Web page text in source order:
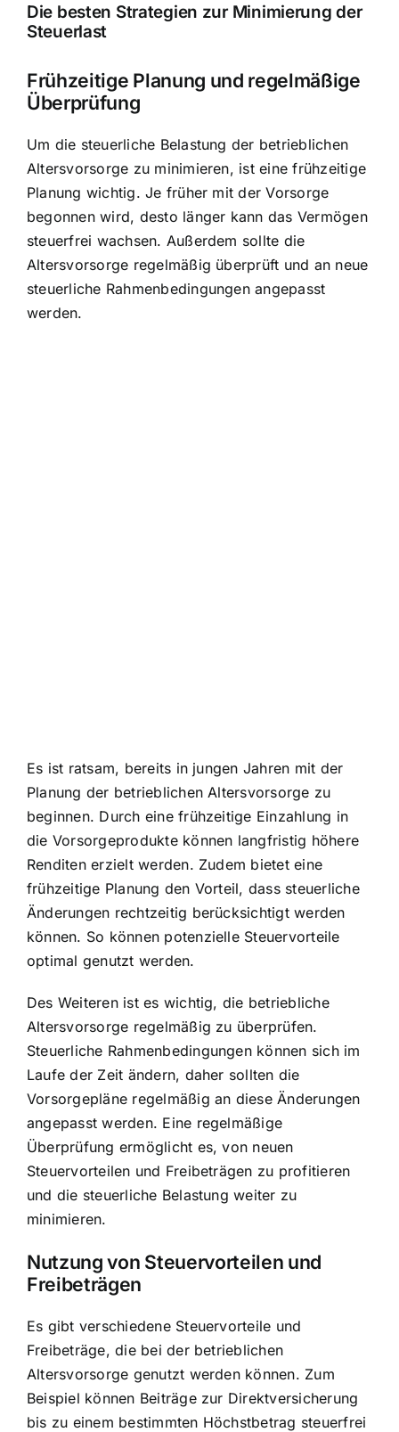
Die besten Strategien zur Minimierung der
Steuerlast
Frühzeitige Planung und regelmäßige
Überprüfung
Um die steuerliche Belastung der betrieblichen
Altersvorsorge zu minimieren, ist eine frühzeitige
Planung wichtig. Je früher mit der Vorsorge
begonnen wird, desto länger kann das Vermögen
steuerfrei wachsen. Außerdem sollte die
Altersvorsorge regelmäßig überprüft und an neue
steuerliche Rahmenbedingungen angepasst
werden.
Es ist ratsam, bereits in jungen Jahren mit der
Planung der betrieblichen Altersvorsorge zu
beginnen. Durch eine frühzeitige Einzahlung in
die Vorsorgeprodukte können langfristig höhere
Renditen erzielt werden. Zudem bietet eine
frühzeitige Planung den Vorteil, dass steuerliche
Änderungen rechtzeitig berücksichtigt werden
können. So können potenzielle Steuervorteile
optimal genutzt werden.
Des Weiteren ist es wichtig, die betriebliche
Altersvorsorge regelmäßig zu überprüfen.
Steuerliche Rahmenbedingungen können sich im
Laufe der Zeit ändern, daher sollten die
Vorsorgepläne regelmäßig an diese Änderungen
angepasst werden. Eine regelmäßige
Überprüfung ermöglicht es, von neuen
Steuervorteilen und Freibeträgen zu profitieren
und die steuerliche Belastung weiter zu
minimieren.
Nutzung von Steuervorteilen und
Freibeträgen
Es gibt verschiedene Steuervorteile und
Freibeträge, die bei der betrieblichen
Altersvorsorge genutzt werden können. Zum
Beispiel können Beiträge zur Direktversicherung
bis zu einem bestimmten Höchstbetrag steuerfrei